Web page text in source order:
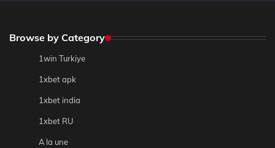
Browse by Category
1win Turkiye
1xbet apk
1xbet india
1xbet RU
A la une